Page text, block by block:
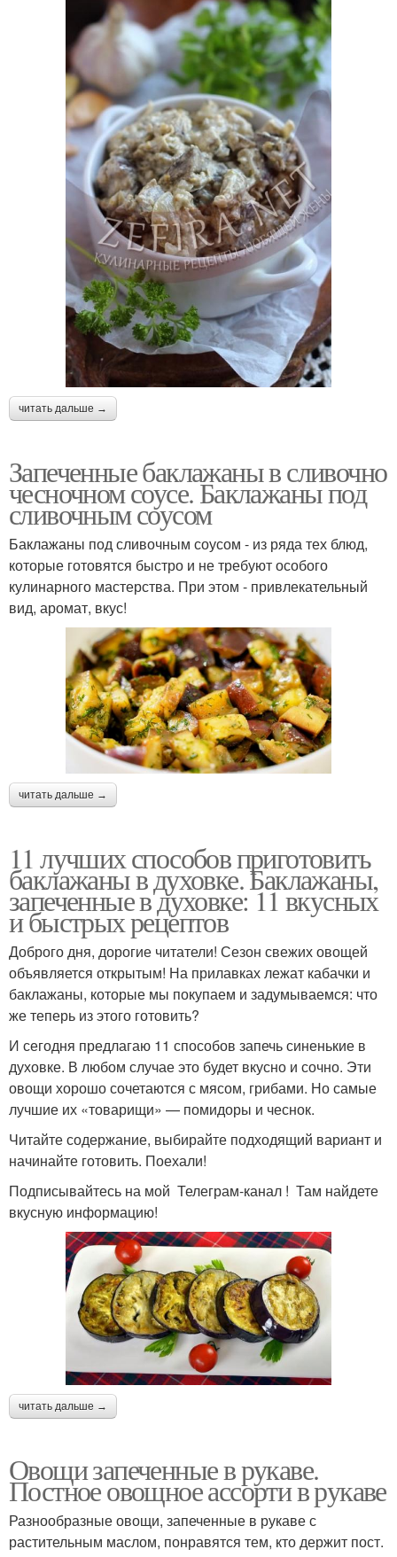
читать дальше →
Запеченные баклажаны в сливочно
чесночном соусе. Баклажаны под
сливочным соусом
Баклажаны под сливочным соусом - из ряда тех блюд,
которые готовятся быстро и не требуют особого
кулинарного мастерства. При этом - привлекательный
вид, аромат, вкус!
читать дальше →
11 лучших способов приготовить
баклажаны в духовке. Баклажаны,
запеченные в духовке: 11 вкусных
и быстрых рецептов
Доброго дня, дорогие читатели! Сезон свежих овощей
объявляется открытым! На прилавках лежат кабачки и
баклажаны, которые мы покупаем и задумываемся: что
же теперь из этого готовить?
И сегодня предлагаю 11 способов запечь синенькие в
духовке. В любом случае это будет вкусно и сочно. Эти
овощи хорошо сочетаются с мясом, грибами. Но самые
лучшие их «товарищи» — помидоры и чеснок.
Читайте содержание, выбирайте подходящий вариант и
начинайте готовить. Поехали!
Подписывайтесь на мой Телеграм-канал ! Там найдете
вкусную информацию!
читать дальше →
Овощи запеченные в рукаве.
Постное овощное ассорти в рукаве
Разнообразные овощи, запеченные в рукаве с
растительным маслом, понравятся тем, кто держит пост.